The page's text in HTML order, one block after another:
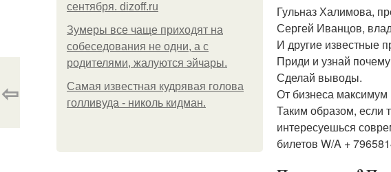
сентября. dizoff.ru
Зумеры все чаще приходят на
собеседования не одни, а с
родителями, жалуются эйчары.
Самая известная кудрявая голова
голливуда - николь кидман.
Гульназ Халимова,
Сергей Иванцов,
И другие известные
Приди и узнай
Сделай выводы.
От бизнеса максимум
Таким образом, если
интересуешься
билетов W/A +
⇦